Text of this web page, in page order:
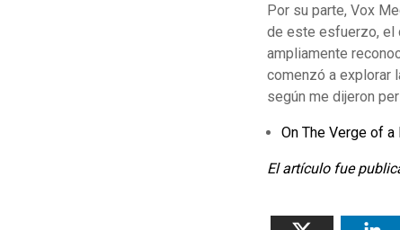
Por su parte, Vox
de este esfuerzo, el
ampliamente
comenzó a explorar
según me dijeron
On The Verge of a
El artículo fue